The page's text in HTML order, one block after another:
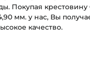
Покупая крестовину
мм. у нас, Вы
качество.